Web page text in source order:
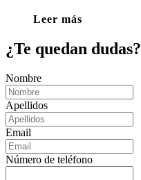
Leer más
¿Te quedan dudas?
Nombre
Apellidos
Email
Número de teléfono